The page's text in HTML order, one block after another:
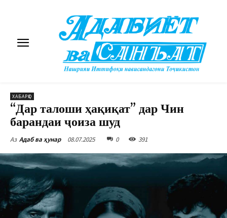
ХАБАРҲО
“Дар талоши ҳақиқат” дар Чин
барандаи ҷоиза шуд
Аз Адаб ва ҳунар 08.07.2025 0 391